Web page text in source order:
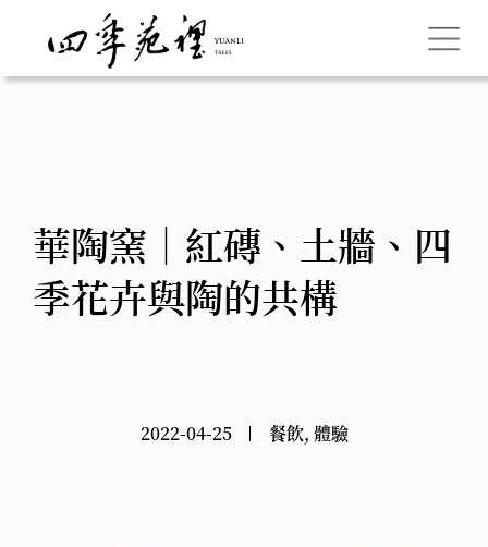
華陶窯｜紅磚、土牆、四
季花卉與陶的共構
2022-04-25 餐飲, 體驗